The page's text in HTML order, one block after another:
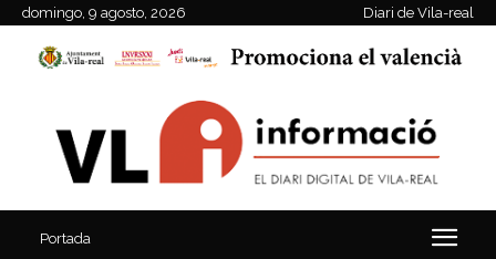
domingo, 9 agosto, 2026 Diari de Vila-real
Portada